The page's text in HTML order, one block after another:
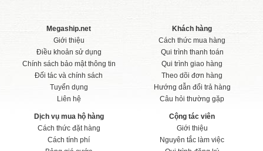
Megaship.net
Giới thiệu
Điều khoản sử dụng
Chính sách bảo mật thông tin
Đối tác và chính sách
Tuyển dụng
Liên hệ
Khách hàng
Cách thức mua hàng
Qui trình thanh toán
Qui trình giao hàng
Theo dõi đơn hàng
Hướng dẫn đổi trả hàng
Câu hỏi thường gặp
Dịch vụ mua hộ hàng
Cách thức đặt hàng
Cách tính phí
Cộng tác viên
Giới thiệu
Nguyên tắc làm việc